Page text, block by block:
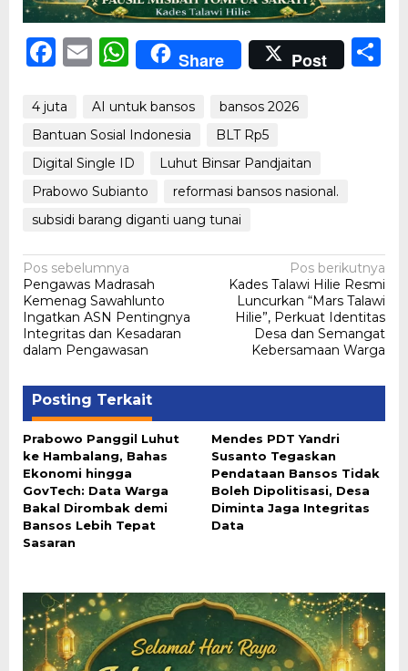
Facebook
EmailWhatsApp
Share Post
4 juta AI untuk bansos
bansos 2026
Bantuan Sosial Indonesia
BLT Rp5
Digital Single ID
Luhut Binsar Pandjaitan
Prabowo Subianto
reformasi bansos nasional.
subsidi barang diganti uang tunai
Navigasi
pos
Pos sebelumnya
Pengawas Madrasah
Kemenag Sawahlunto
Ingatkan ASN Pentingnya
Integritas dan Kesadaran
dalam Pengawasan
Pos berikutnya
Kades Talawi Hilie Resmi
Luncurkan “Mars Talawi
Hilie”, Perkuat Identitas
Desa dan Semangat
Kebersamaan Warga
Posting Terkait
Prabowo Panggil Luhut
ke Hambalang, Bahas
Ekonomi hingga
GovTech: Data Warga
Bakal Dirombak demi
Bansos Lebih Tepat
Sasaran
Mendes PDT Yandri
Susanto Tegaskan
Pendataan Bansos Tidak
Boleh Dipolitisasi, Desa
Diminta Jaga Integritas
Data